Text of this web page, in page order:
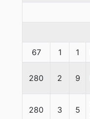
67 1 1
280 2 9
280 3 5